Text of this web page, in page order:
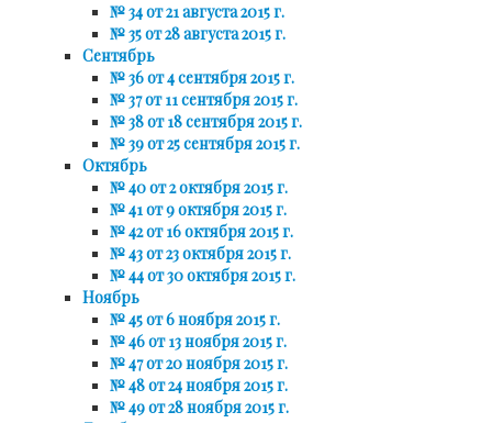
№ 34 от 21 августа 2015 г.
№ 35 от 28 августа 2015 г.
Сентябрь
№ 36 от 4 сентября 2015 г.
№ 37 от 11 сентября 2015 г.
№ 38 от 18 сентября 2015 г.
№ 39 от 25 сентября 2015 г.
Октябрь
№ 40 от 2 октября 2015 г.
№ 41 от 9 октября 2015 г.
№ 42 от 16 октября 2015 г.
№ 43 от 23 октября 2015 г.
№ 44 от 30 октября 2015 г.
Ноябрь
№ 45 от 6 ноября 2015 г.
№ 46 от 13 ноября 2015 г.
№ 47 от 20 ноября 2015 г.
№ 48 от 24 ноября 2015 г.
№ 49 от 28 ноября 2015 г.